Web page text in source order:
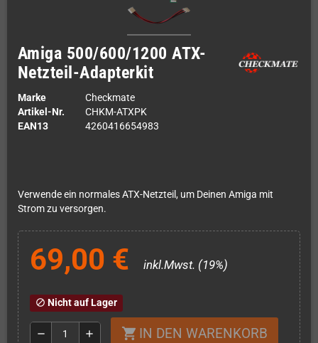
Amiga 500/600/1200 ATX-
Netzteil-Adapterkit
Marke
Checkmate
Artikel-Nr.
CHKM-ATXPK
EAN13
4260416654983
Verwende ein normales ATX-Netzteil, um Deinen Amiga mit
Strom zu versorgen.
69,00 € inkl.Mwst. (19%)
block Nicht auf Lager
remove add shopping_cart IN DEN WARENKORB